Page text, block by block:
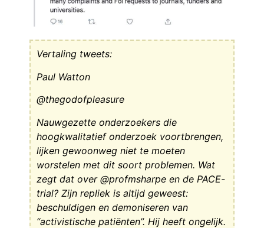
Vertaling tweets:
Paul Watton
@thegodofpleasure
Nauwgezette onderzoekers die
hoogkwalitatief onderzoek voortbrengen,
lijken gewoonweg niet te moeten
worstelen met dit soort problemen. Wat
zegt dat over @profmsharpe en de PACE-
trial? Zijn repliek is altijd geweest:
beschuldigen en demoniseren van
“activistische patiënten”. Hij heeft ongelijk.